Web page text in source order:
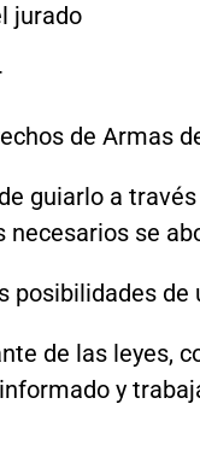
jurado
de Armas
guiarlo a
necesarios se
posibilidades
de las leyes,
y